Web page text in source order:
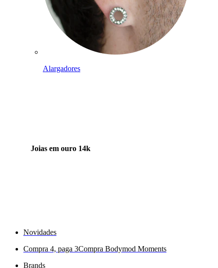
Alargadores
Joias em ouro 14k
Novidades
Compra 4, paga 3Compra Bodymod Moments
Brands